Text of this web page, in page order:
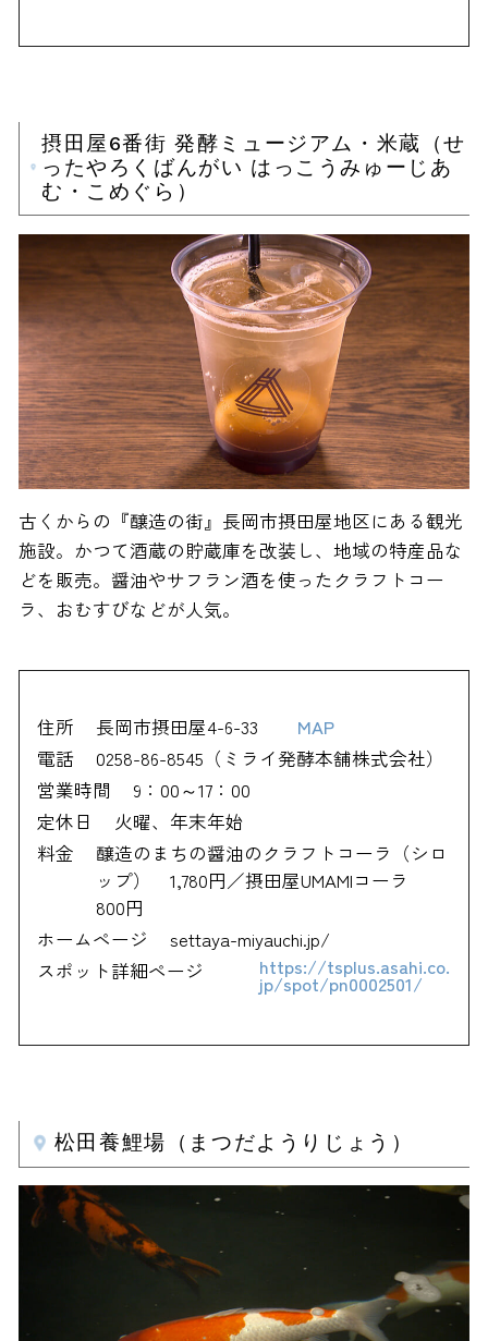
摂田屋6番街 発酵ミュージアム・米蔵（せ
ったやろくばんがい はっこうみゅーじあ
む・こめぐら）
古くからの『醸造の街』長岡市摂田屋地区にある観光
施設。かつて酒蔵の貯蔵庫を改装し、地域の特産品な
どを販売。醤油やサフラン酒を使ったクラフトコー
ラ、おむすびなどが人気。
住所 長岡市摂田屋4-6-33
MAP
電話
0258-86-8545（ミライ発酵本舗株式会社）
営業時間
9：00～17：00
定休日
火曜、年末年始
料金
醸造のまちの醤油のクラフトコーラ（シロ
ップ） 1,780円／摂田屋UMAMIコーラ
800円
ホームページ
settaya-miyauchi.jp/
スポット詳細ページ
https://tsplus.asahi.co.
jp/spot/pn0002501/
松田養鯉場（まつだようりじょう）